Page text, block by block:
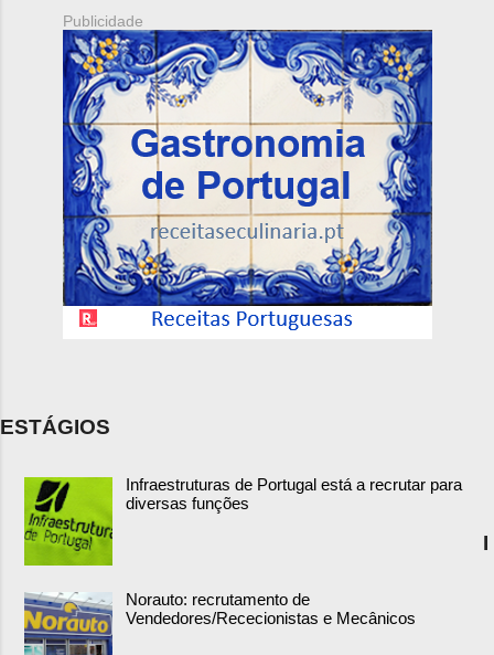
Publicidade
ESTÁGIOS
Infraestruturas de Portugal está a recrutar para
diversas funções
Norauto: recrutamento de
Vendedores/Rececionistas e Mecânicos
I